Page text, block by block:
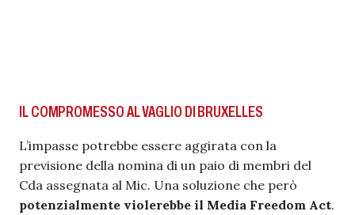
IL COMPROMESSO AL VAGLIO DI BRUXELLES
L’impasse potrebbe essere aggirata con la
previsione della nomina di un paio di membri del
Cda assegnata al Mic. Una soluzione che però
potenzialmente violerebbe il Media Freedom Act.